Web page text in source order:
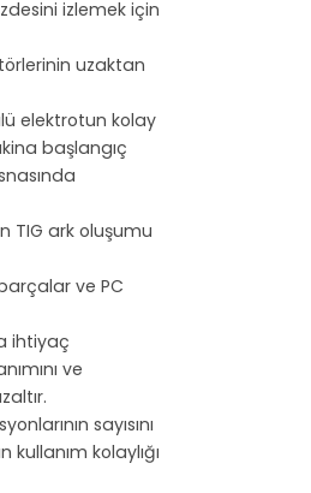
izlemek için
uzaktan
elektrotun kolay
başlangıç
TIG ark oluşumu
ve PC
ihtiyaç
ve
sayısını
kullanım kolaylığı